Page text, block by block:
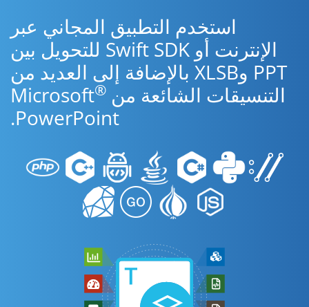
استخدم التطبيق المجاني عبر
الإنترنت أو Swift SDK للتحويل بين
PPT وXLSB بالإضافة إلى العديد من
التنسيقات الشائعة من Microsoft ®
PowerPoint.